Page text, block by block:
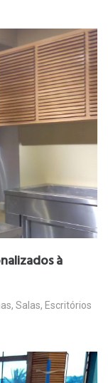
à
Salas, Escritórios